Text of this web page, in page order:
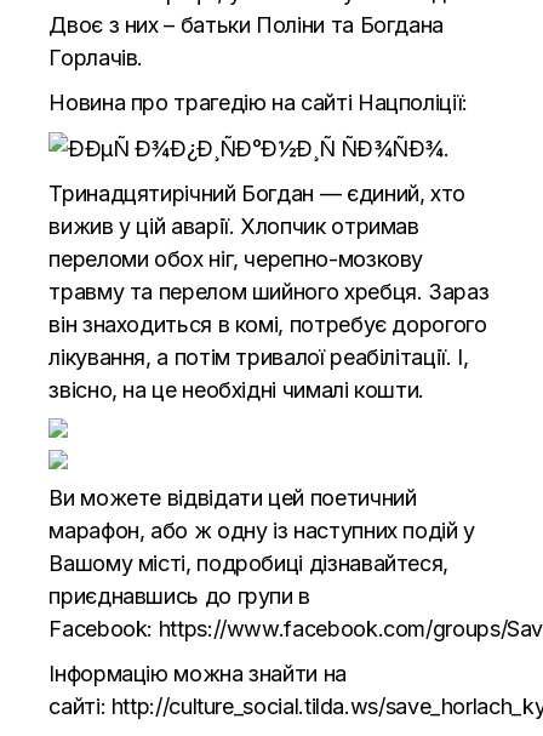
Двоє з них – батьки Поліни та Богдана
Горлачів.
Новина про трагедію на сайті Нацполіції:
Тринадцятирічний Богдан — єдиний, хто
вижив у цій аварії. Хлопчик отримав
переломи обох ніг, черепно-мозкову
травму та перелом шийного хребця. Зараз
він знаходиться в комі, потребує дорогого
лікування, а потім тривалої реабілітації. І,
звісно, на це необхідні чималі кошти.
Ви можете відвідати цей поетичний
марафон, або ж одну із наступних подій у
Вашому місті, подробиці дізнавайтеся,
приєднавшись до групи в
Facebook: https://www.facebook.com/groups/
Інформацію можна знайти на
сайті: http://culture_social.tilda.ws/